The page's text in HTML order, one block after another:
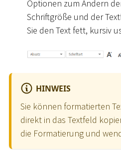
Optionen zum Ändern
Schriftgröße und der
Sie den Text fett, kursiv
HINWEIS
Sie können formatierten
direkt in das Textfeld
die Formatierung und